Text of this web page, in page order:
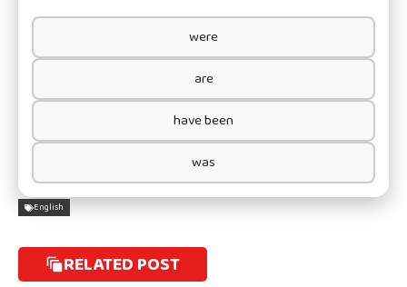
were
are
have been
was
English
RELATED POST